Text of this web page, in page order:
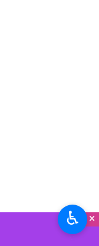
×
♿︎